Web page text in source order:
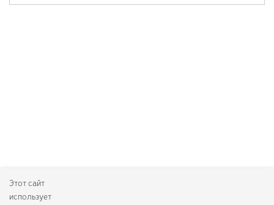
Этот сайт
использует